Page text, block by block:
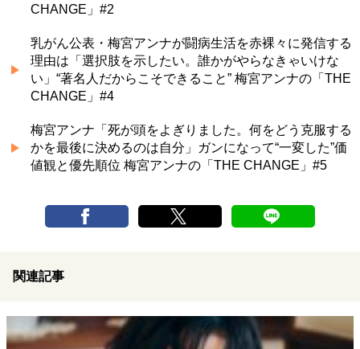
CHANGE」#2
乳がん公表・梅宮アンナが闘病生活を赤裸々に発信する
理由は「選択肢を示したい。誰かがやらなきゃいけな
い」“著名人だからこそできること” 梅宮アンナの「THE
CHANGE」#4
梅宮アンナ「死が頭をよぎりました。何をどう克服する
かを最後に決めるのは自分」ガンになって“一変した”価
値観と優先順位 梅宮アンナの「THE CHANGE」#5
関連記事